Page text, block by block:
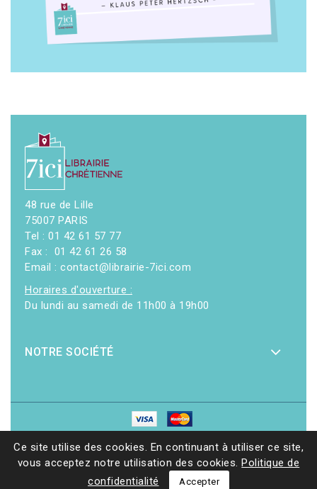
48 rue de Lille
75007 PARIS
Tel : 01 42 61 57 77
Fax : 01 42 61 26 58
Email : contact@librairie-7ici.com
Horaires d'ouverture :
Du lundi au samedi de 11h00 à 19h00
NOTRE SOCIÉTÉ
Ce site utilise des cookies. En continuant à utiliser ce site,
vous acceptez notre utilisation des cookies. Politique de
confidentialité
Accepter
© 2026 - Librairie 7ici| Site web réalisé par Ethicweb